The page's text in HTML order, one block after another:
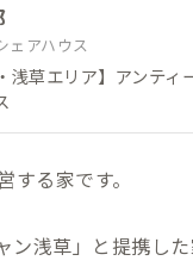
ェアハウス
浅草エリア】アンテ
る家です。
ン浅草」と提携し